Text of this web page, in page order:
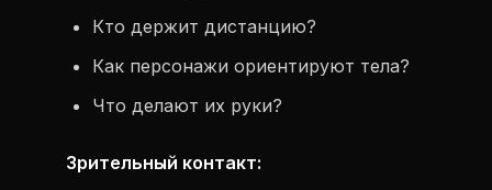
Кто держит дистанцию?
Как персонажи ориентируют тела?
Что делают их руки?
Зрительный контакт: